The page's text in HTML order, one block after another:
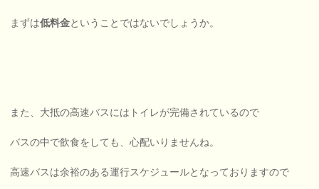
まずは低料金ということではないでしょうか。
また、大抵の高速バスにはトイレが完備されているので
バスの中で飲食をしても、心配いりませんね。
高速バスは余裕のある運行スケジュールとなっておりますので